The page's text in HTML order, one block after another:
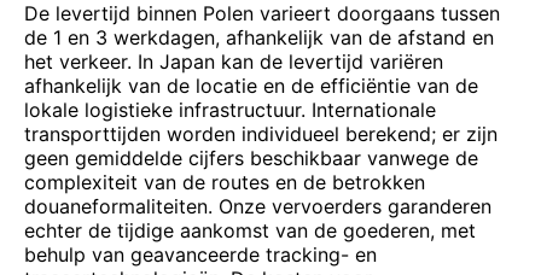
De levertijd binnen Polen varieert doorgaans tussen
de 1 en 3 werkdagen, afhankelijk van de afstand en
het verkeer. In Japan kan de levertijd variëren
afhankelijk van de locatie en de efficiëntie van de
lokale logistieke infrastructuur. Internationale
transporttijden worden individueel berekend; er zijn
geen gemiddelde cijfers beschikbaar vanwege de
complexiteit van de routes en de betrokken
douaneformaliteiten. Onze vervoerders garanderen
echter de tijdige aankomst van de goederen, met
behulp van geavanceerde tracking- en